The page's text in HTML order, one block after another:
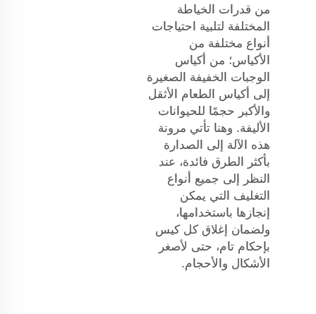
من قدرات الخياطة
المختلفة لتلبية احتياجات
أنواع مختلفة من
الأكياس؛ من أكياس
الوجبات الخفيفة الصغيرة
إلى أكياس الطعام الأثقل
والأكبر حجمًا للحيوانات
الأليفة. وهنا تأتي مرونة
هذه الآلة إلى الصدارة
بأكثر الطرق فائدة، عند
النظر إلى جميع أنواع
التغليف التي يمكن
إنجازها باستخدامها،
ولضمان إغلاق كل كيس
بإحكام تام، حتى لأصغر
الأشكال والأحجام.